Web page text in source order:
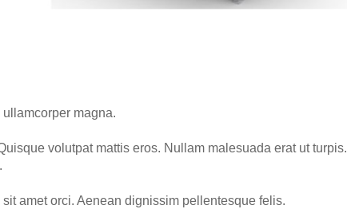
magna.
volutpat mattis eros. Nullam malesuada erat ut turpis.
amet orci. Aenean dignissim pellentesque felis.